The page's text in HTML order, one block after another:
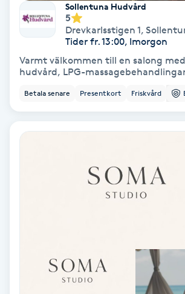
Hyaluronsyra
Hyperhidros
Hypnos
Sollentuna Hudvård
5
Drevkarlsstigen 1,
Tider fr. 13:00, Imorgon
Varmt välkommen till en salong med fokus på
hudvård, LPG-
Betala senare Presentkort Friskvård